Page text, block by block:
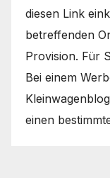
diesen Link
betreffenden
Provision. Für
Bei einem
einen